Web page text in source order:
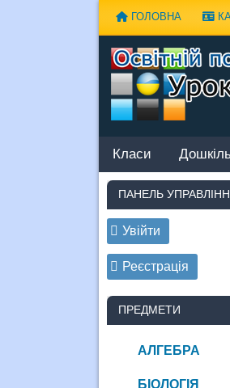
ГОЛОВНА
Класи
ПАНЕЛЬ
Увійти
Реєстрація
ПРЕДМЕТИ
АЛГЕБРА
БІОЛОГІЯ